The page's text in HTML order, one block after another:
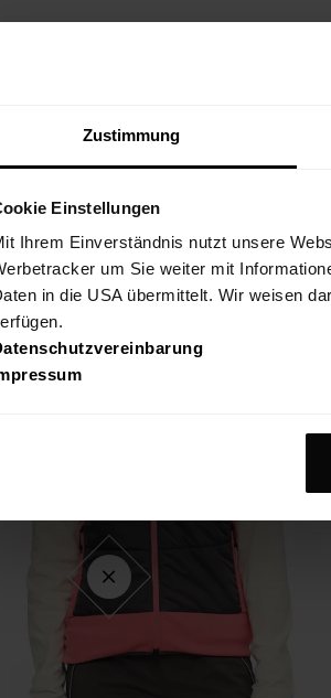
Zustimmung
Einstellungen
Ihrem Einverständnis nutzt unsere
um Sie weiter mit
in die USA übermittelt. Wir weisen
DEIN